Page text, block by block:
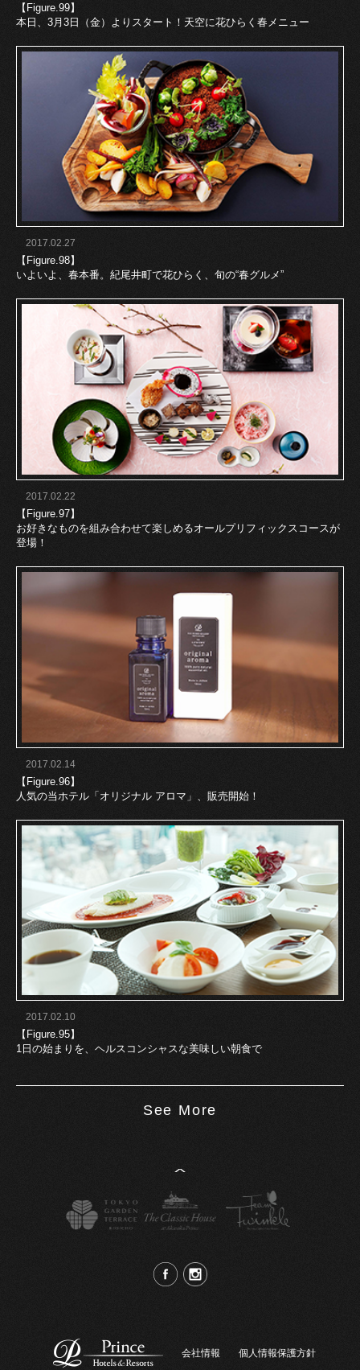
【Figure.99】
本日、3月3日（金）よりスタート！天空に花ひらく春メニュー
2017.02.27
【Figure.98】
いよいよ、春本番。紀尾井町で花ひらく、旬の“春グルメ”
2017.02.22
【Figure.97】
お好きなものを組み合わせて楽しめるオールプリフィックスコースが
登場！
2017.02.14
【Figure.96】
人気の当ホテル「オリジナル アロマ」、販売開始！
2017.02.10
【Figure.95】
1日の始まりを、ヘルスコンシャスな美味しい朝食で
See More
^
会社情報 個人情報保護方針